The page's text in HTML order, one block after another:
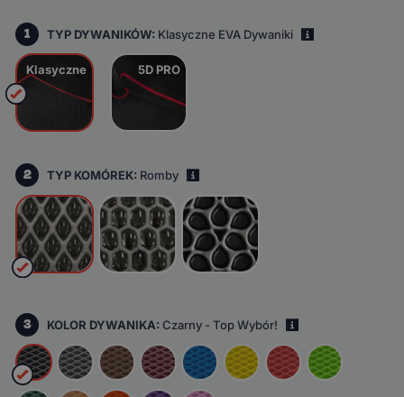
1 TYP DYWANIKÓW: Klasyczne EVA Dywaniki
Klasyczne 5D PRO
2 TYP KOMÓREK: Romby
3 KOLOR DYWANIKA:Czarny - Top Wybór!